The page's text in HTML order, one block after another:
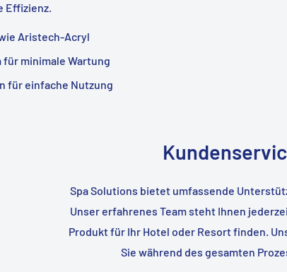
Effizienz.
Aristech-Acryl
minimale Wartung
für einfache Nutzung
Spa Solutions bietet umfassende
Unser erfahrenes Team steht Ihnen
Produkt für Ihr Hotel oder Resort finden.
Sie während des gesamten